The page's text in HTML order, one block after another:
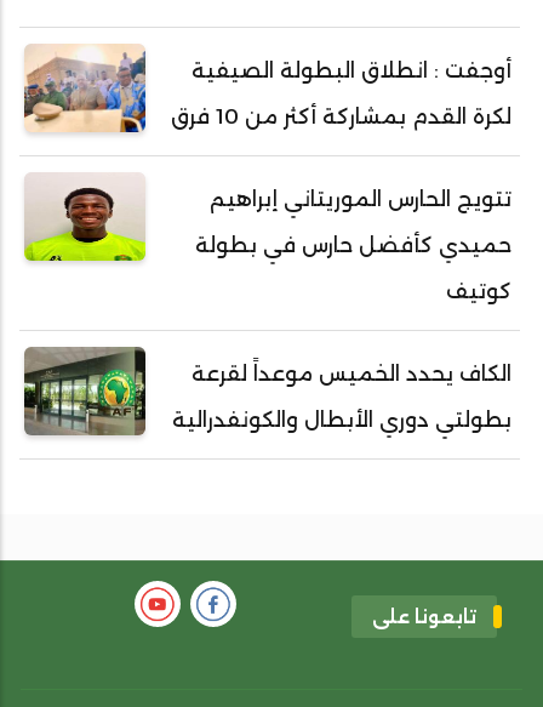
أوجفت : انطلاق البطولة الصيفية
لكرة القدم بمشاركة أكثر من 10 فرق
تتويج الحارس الموريتاني إبراهيم
حميدي كأفضل حارس في بطولة
كوتيف
الكاف يحدد الخميس موعداً لقرعة
بطولتي دوري الأبطال والكونفدرالية
تابعونا على